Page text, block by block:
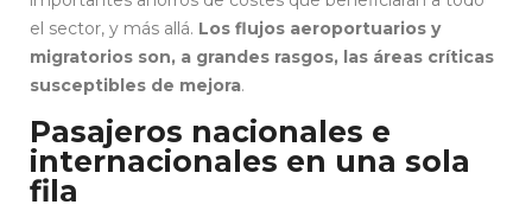
el sector, y más allá. Los flujos aeroportuarios y
migratorios son, a grandes rasgos, las áreas críticas
susceptibles de mejora.
Pasajeros nacionales e
internacionales en una sola
fila